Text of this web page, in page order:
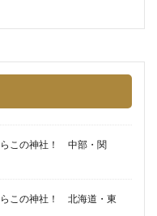
この神社！ 中部・関
この神社！ 北海道・東